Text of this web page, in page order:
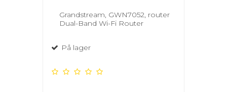
Grandstream, GWN7052, router
Dual-Band Wi-Fi Router
På lager